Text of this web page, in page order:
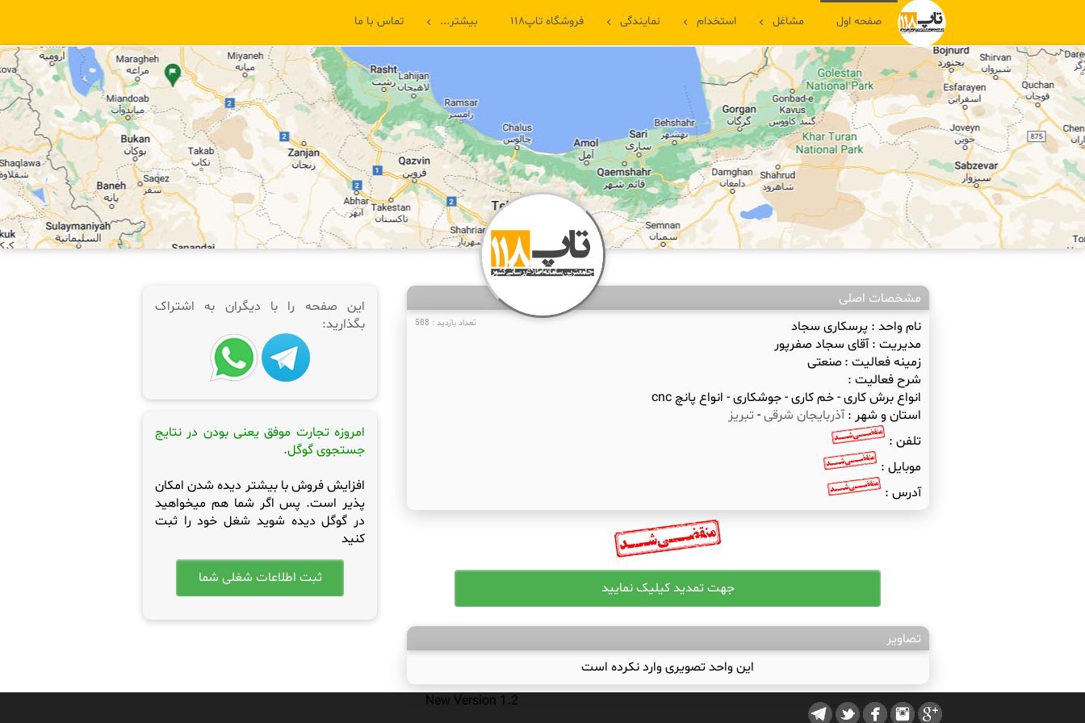
صفحه اول مشاغل استخدام نمایندگی فروشگاه تاپ۱۱۸ بیشتر... تماس با ما
مشخصات اصلی
تعداد بازدید : 588 نام واحد :پرسکاری سجاد
مدیریت :آقای سجاد صفرپور
زمینه فعالیت :صنعتی
شرح فعالیت :
انواع برش کاری - خم کاری - جوشکاری - انواع پانچ cnc
استان و شهر :آذربایجان شرقی- تبریز
تلفن :
موبایل :
آدرس :
تصاویر
این واحد تصویری وارد نکرده است
این صفحه را با دیگران به اشتراک
بگذارید:
امروزه تجارت موفق یعنی بودن در نتایج
جستجوی گوگل.
افزایش فروش با بیشتر دیده شدن امکان
پذیر است. پس اگر شما هم میخواهید
در گوگل دیده شوید شغل خود را ثبت
کنید
New Version 1.2